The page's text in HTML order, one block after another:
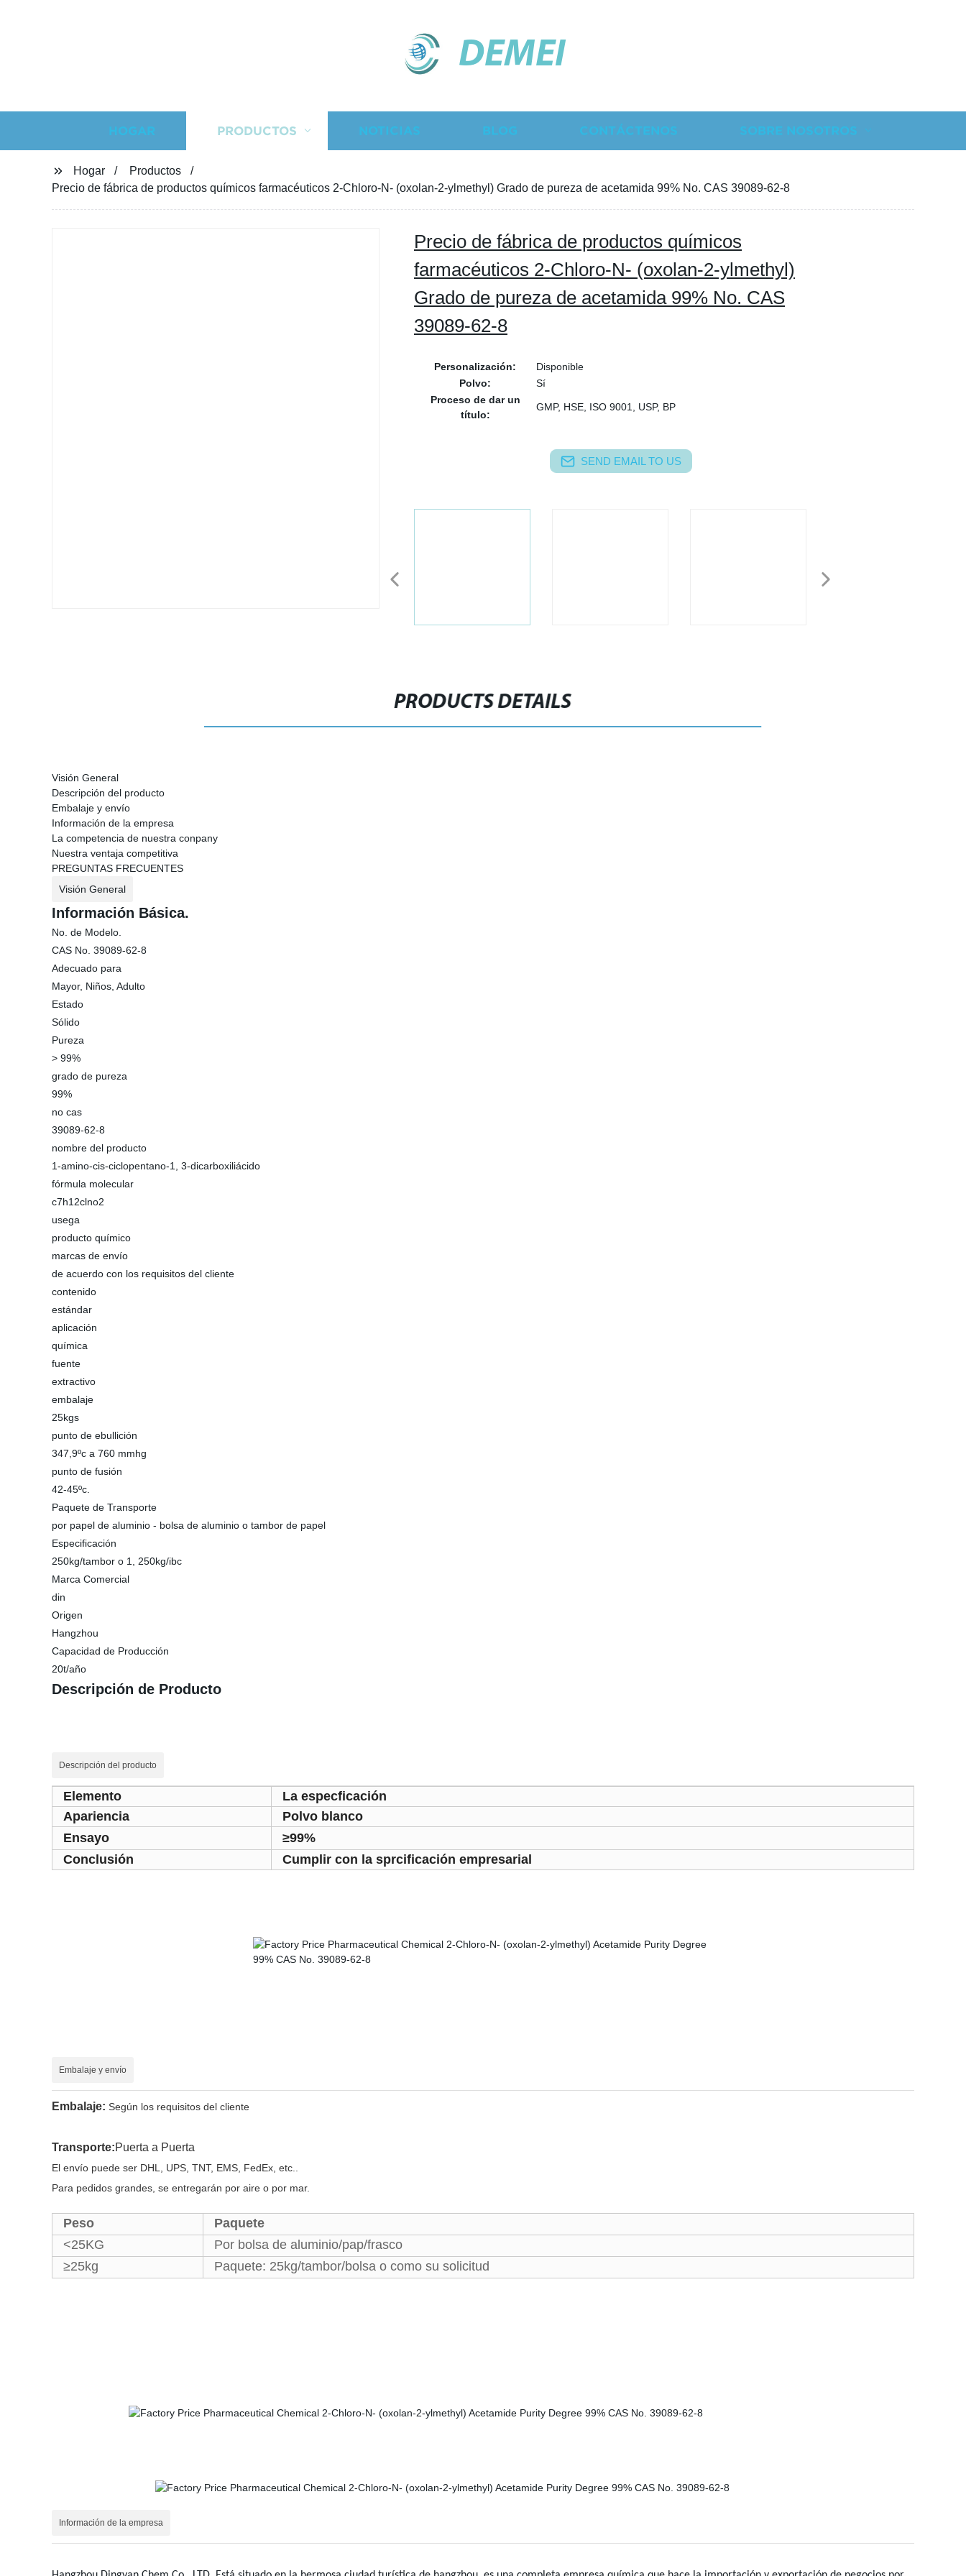
DEMEI
HOGAR PRODUCTOS NOTICIAS BLOG CONTÁCTENOS SOBRE NOSOTROS
Hogar
Productos
Precio de fábrica de productos químicos farmacéuticos 2-Chloro-N- (oxolan-2-ylmethyl) Grado de pureza de acetamida 99% No. CAS 39089-62-8
Precio de fábrica de productos químicos
farmacéuticos 2-Chloro-N- (oxolan-2-ylmethyl)
Grado de pureza de acetamida 99% No. CAS
39089-62-8
Personalización:
Disponible
Polvo:
Sí
Proceso de dar un
título:
GMP, HSE, ISO 9001, USP, BP
SEND EMAIL TO US
PRODUCTS DETAILS
Visión General
Descripción del producto
Embalaje y envío
Información de la empresa
La competencia de nuestra conpany
Nuestra ventaja competitiva
PREGUNTAS FRECUENTES
Visión General
Información Básica.
No. de Modelo.
CAS No. 39089-62-8
Adecuado para
Mayor, Niños, Adulto
Estado
Sólido
Pureza
> 99%
grado de pureza
99%
no cas
39089-62-8
nombre del producto
1-amino-cis-ciclopentano-1, 3-dicarboxiliácido
fórmula molecular
c7h12clno2
usega
producto químico
marcas de envío
de acuerdo con los requisitos del cliente
contenido
estándar
aplicación
química
fuente
extractivo
embalaje
25kgs
punto de ebullición
347,9ºc a 760 mmhg
punto de fusión
42-45ºc.
Paquete de Transporte
por papel de aluminio - bolsa de aluminio o tambor de papel
Especificación
250kg/tambor o 1, 250kg/ibc
Marca Comercial
din
Origen
Hangzhou
Capacidad de Producción
20t/año
Descripción de Producto
Descripción del producto
Elemento
La especficación
Apariencia
Polvo blanco
Ensayo
≥99%
Conclusión
Cumplir con la sprcificación empresarial
Embalaje y envío
Embalaje: Según los requisitos del cliente
Transporte:Puerta a Puerta
El envío puede ser DHL, UPS, TNT, EMS, FedEx, etc..
Para pedidos grandes, se entregarán por aire o por mar.
Peso
Paquete
<25KG
Por bolsa de aluminio/pap/frasco
≥25kg
Paquete: 25kg/tambor/bolsa o como su solicitud
Información de la empresa